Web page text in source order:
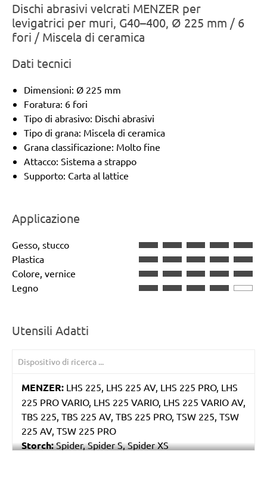
Dischi abrasivi velcrati MENZER per
levigatrici per muri, G40–400, Ø 225 mm / 6
fori / Miscela di ceramica
Dati tecnici
Dimensioni: Ø 225 mm
Foratura: 6 fori
Tipo di abrasivo: Dischi abrasivi
Tipo di grana: Miscela di ceramica
Grana classificazione: Molto fine
Attacco: Sistema a strappo
Supporto: Carta al lattice
Applicazione
Gesso, stucco
Plastica
Colore, vernice
Legno
Utensili Adatti
MENZER: LHS 225, LHS 225 AV, LHS 225 PRO, LHS
225 PRO VARIO, LHS 225 VARIO, LHS 225 VARIO AV,
TBS 225, TBS 225 AV, TBS 225 PRO, TSW 225, TSW
225 AV, TSW 225 PRO
Storch:Spider, Spider S, Spider XS